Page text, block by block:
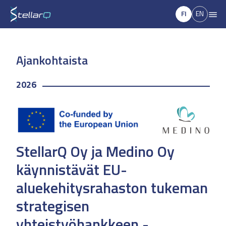
FI EN
Ajankohtaista
2026
StellarQ Oy ja Medino Oy
käynnistävät EU-
aluekehitysrahaston tukeman
strategisen